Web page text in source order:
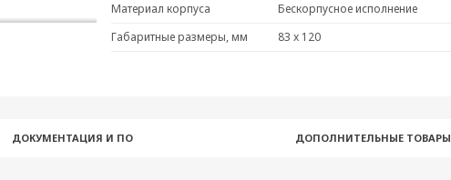
Материал корпуса
Бескорпусное исполнение
Габаритные размеры, мм
83 x 120
ДОКУМЕНТАЦИЯ И ПО ДОПОЛНИТЕЛЬНЫЕ ТОВАРЫ